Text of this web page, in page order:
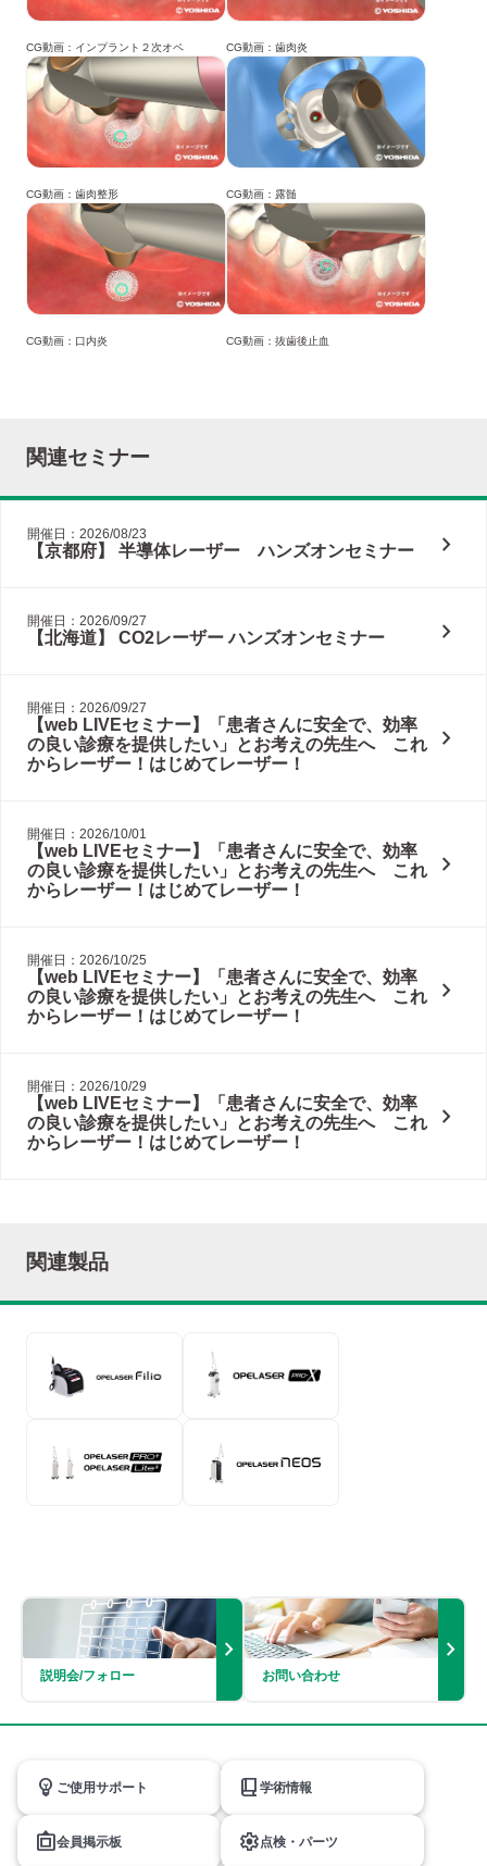
CG動画：インプラント２次オペ CG動画：歯肉炎
CG動画：歯肉整形 CG動画：露髄
CG動画：口内炎 CG動画：抜歯後止血
関連セミナー
開催日：2026/08/23
【京都府】 半導体レーザー ハンズオンセミナー chevron_right
開催日：2026/09/27
【北海道】 CO2レーザー ハンズオンセミナー chevron_right
開催日：2026/09/27
【web LIVEセミナー】「患者さんに安全で、効率
の良い診療を提供したい」とお考えの先生へ これ
からレーザー！はじめてレーザー！
chevron_right
開催日：2026/10/01
【web LIVEセミナー】「患者さんに安全で、効率
の良い診療を提供したい」とお考えの先生へ これ
からレーザー！はじめてレーザー！
chevron_right
開催日：2026/10/25
【web LIVEセミナー】「患者さんに安全で、効率
の良い診療を提供したい」とお考えの先生へ これ
からレーザー！はじめてレーザー！
chevron_right
開催日：2026/10/29
【web LIVEセミナー】「患者さんに安全で、効率
の良い診療を提供したい」とお考えの先生へ これ
からレーザー！はじめてレーザー！
chevron_right
関連製品
説明会/フォロー
chevron_right
お問い合わせ
chevron_right
emoji_objects ご使用サポート book_2学術情報
filter_frames会員掲示板 settings点検・パーツ